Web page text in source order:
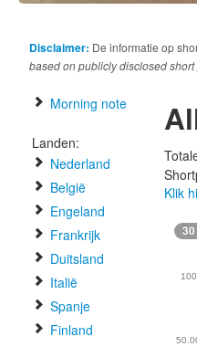
Disclaimer: De informatie op
based on publicly disclosed
Morning note
Landen:
Nederland
België
Engeland
Frankrijk
Duitsland
Italië
Spanje
Finland
Klik